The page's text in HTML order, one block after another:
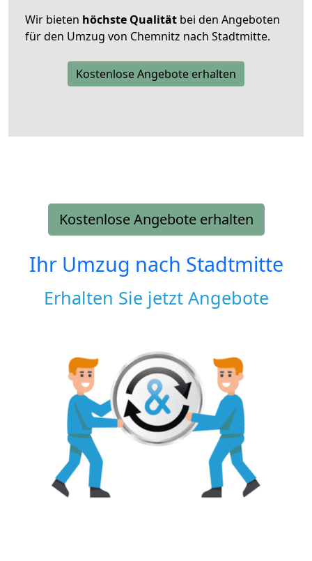
Wir bieten höchste Qualität bei den Angeboten
für den Umzug von Chemnitz nach Stadtmitte.
Kostenlose Angebote erhalten
Kostenlose Angebote erhalten
Ihr Umzug nach Stadtmitte
Erhalten Sie jetzt Angebote